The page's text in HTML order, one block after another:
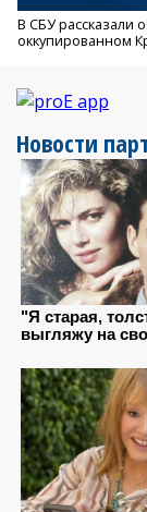
В СБУ рассказали
оккупированном
Новости